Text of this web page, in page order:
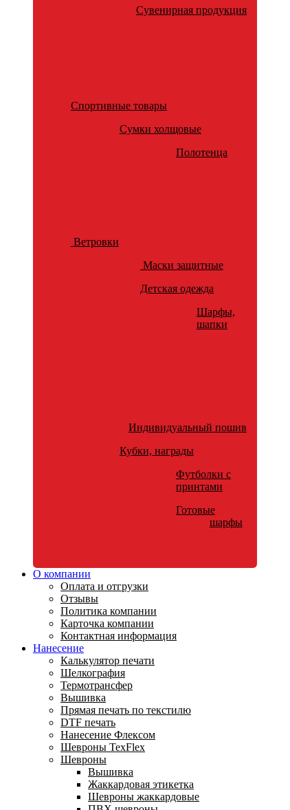
Сувенирная продукция
Спортивные товары
Сумки холщовые
Полотенца
Ветровки
Маски защитные
Детская одежда
Шарфы,
шапки
Индивидуальный пошив
Кубки, награды
Футболки с
принтами
Готовые
шарфы
О компании
Оплата и отгрузки
Отзывы
Политика компании
Карточка компании
Контактная информация
Нанесение
Калькулятор печати
Шелкография
Термотрансфер
Вышивка
Прямая печать по текстилю
DTF печать
Нанесение Флексом
Шевроны TexFlex
Шевроны
Вышивка
Жаккардовая этикетка
Шевроны жаккардовые